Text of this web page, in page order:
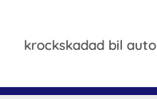
krockskadad bil auto